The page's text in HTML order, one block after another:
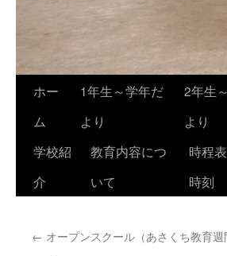
ホー
ム
1年生～学年だ
より
2年生
より
学校紹
介
教育内容につ
いて
時程
時刻
← オープンスクール（あさくち教育週